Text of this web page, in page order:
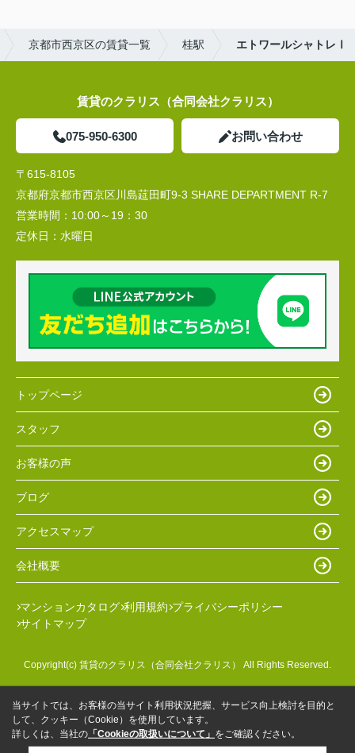
京都市西京区の賃貸一覧 桂駅 エトワールシャトレⅠ
賃貸のクラリス（合同会社クラリス）
075-950-6300 お問い合わせ
〒615-8105
京都府京都市西京区川島莚田町9-3 SHARE DEPARTMENT R-7
営業時間： 10:00～19：30
定休日： 水曜日
トップページ
スタッフ
お客様の声
ブログ
アクセスマップ
会社概要
マンションカタログ 利用規約 プライバシーポリシー
サイトマップ
Copyright(c) 賃貸のクラリス（合同会社クラリス） All Rights Reserved.
当サイトでは、お客様の当サイト利用状況把握、サービス向上検討を目的と
して、クッキー（Cookie）を使用しています。
詳しくは、当社の 「Cookieの取扱いについて」 をご確認ください。